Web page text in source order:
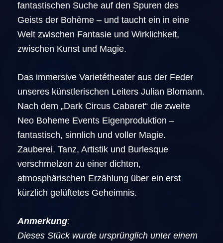
fantastischen Suche auf den Spuren des
Geists der Bohème – und taucht ein in eine
Welt zwischen Fantasie und Wirklichkeit,
zwischen Kunst und Magie.
Das immersive Varietétheater aus der Feder
unseres künstlerischen Leiters Julian Blomann.
Nach dem „Dark Circus Cabaret“ die zweite
Neo Boheme Events Eigenproduktion –
fantastisch, sinnlich und voller Magie.
Zauberei, Tanz, Artistik und Burlesque
verschmelzen zu einer dichten,
atmosphärischen Erzählung über ein erst
kürzlich gelüftetes Geheimnis.
Anmerkung:
Dieses Stück wurde ursprünglich unter einem